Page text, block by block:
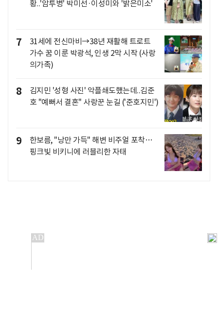
황..'암투병' 박미선·이성미와 '밝은미소'
7
31세에 전신마비→38년 재활해 트로트
가수 꿈 이룬 박광석, 인생 2막 시작 (사랑
의가족)
8
김지민 '성형 사진' 악플쇄도했는데..김준
호 "예뻐서 결혼" 사랑꾼 눈길 ('준호지민')
9
한보름, "낭만 가득" 해변 비주얼 포착…
핑크빛 비키니에 러블리한 자태